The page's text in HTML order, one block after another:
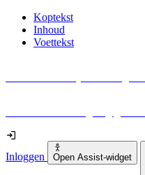
Koptekst
Inhoud
Voettekst
Inloggen Open Assist-widget